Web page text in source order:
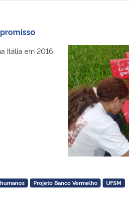
Itália em 2016
Projeto Banco Vermelho UFSM